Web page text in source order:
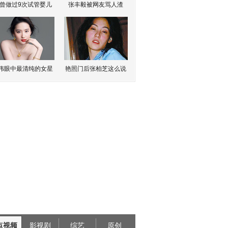
做过9次试管婴儿 张丰毅被网友骂人渣
眼中最清纯的女星 艳照门后张柏芝这么说
视频 影视剧 综艺 原创